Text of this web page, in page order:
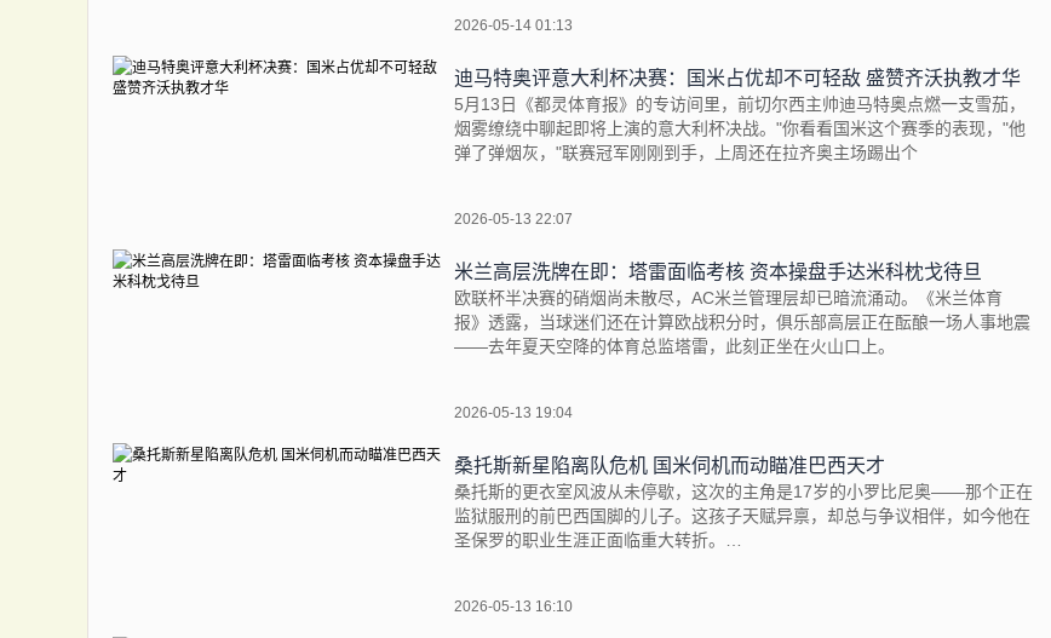
2026-05-14 01:13
迪马特奥评意大利杯决赛：国米占优却不可轻敌 盛赞齐沃执教才华
5月13日《都灵体育报》的专访间里，前切尔西主帅迪马特奥点燃一支雪茄，
烟雾缭绕中聊起即将上演的意大利杯决战。"你看看国米这个赛季的表现，"他
弹了弹烟灰，"联赛冠军刚刚到手，上周还在拉齐奥主场踢出个
2026-05-13 22:07
米兰高层洗牌在即：塔雷面临考核 资本操盘手达米科枕戈待旦
欧联杯半决赛的硝烟尚未散尽，AC米兰管理层却已暗流涌动。《米兰体育
报》透露，当球迷们还在计算欧战积分时，俱乐部高层正在酝酿一场人事地震
——去年夏天空降的体育总监塔雷，此刻正坐在火山口上。
2026-05-13 19:04
桑托斯新星陷离队危机 国米伺机而动瞄准巴西天才
桑托斯的更衣室风波从未停歇，这次的主角是17岁的小罗比尼奥——那个正在
监狱服刑的前巴西国脚的儿子。这孩子天赋异禀，却总与争议相伴，如今他在
圣保罗的职业生涯正面临重大转折。
2026-05-13 16:10